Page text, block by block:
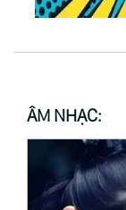
ÂM NHẠC: